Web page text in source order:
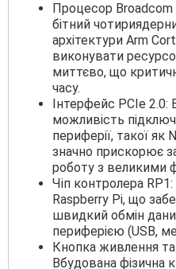
Процесор
бітний
архітектури Arm
виконувати
миттєво, що
часу.
Інтерфейс PCIe
можливість
периферії, такої як
значно прискорює
роботу з великими
Чіп контролера
Raspberry Pi, що
швидкий обмін
периферією (USB,
Кнопка живлення
Вбудована фізична